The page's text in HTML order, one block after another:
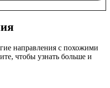
направления с похожими
чтобы узнать больше и